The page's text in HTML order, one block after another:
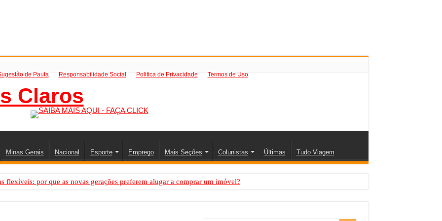
de Pauta Responsabilidade Social Politica de Privacidade Termos de Uso
Minas Gerais Nacional Esporte Emprego Mais Seções Colunistas Últimas Tudo Viagem
flexíveis: por que as novas gerações preferem alugar a comprar um imóvel?